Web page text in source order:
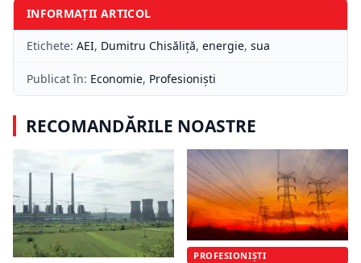
INFORMAȚII ARTICOL
Etichete: AEI, Dumitru Chisăliță, energie, sua
Publicat în: Economie, Profesioniști
RECOMANDĂRILE NOASTRE
PROFESIONIȘTI